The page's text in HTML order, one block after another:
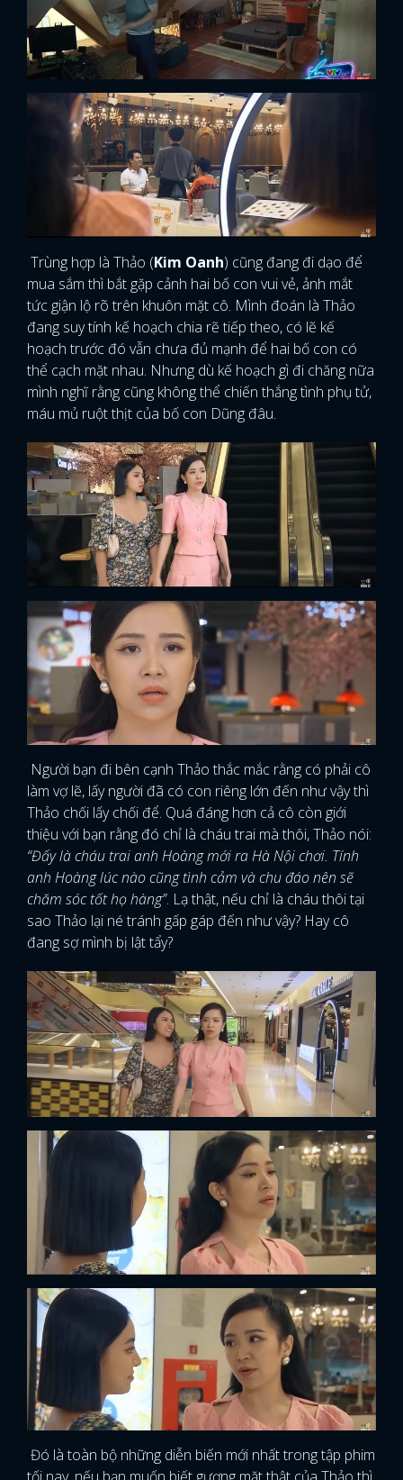
Trùng hợp là Thảo (Kim Oanh) cũng đang đi dạo để
mua sắm thì bắt gặp cảnh hai bố con vui vẻ, ảnh mắt
tức giận lộ rõ trên khuôn mặt cô. Mình đoán là Thảo
đang suy tính kế hoạch chia rẽ tiếp theo, có lẽ kế
hoạch trước đó vẫn chưa đủ mạnh để hai bố con có
thể cạch mặt nhau. Nhưng dù kế hoạch gì đi chăng nữa
mình nghĩ rằng cũng không thể chiến thắng tình phụ tử,
máu mủ ruột thịt của bố con Dũng đâu.
Người bạn đi bên cạnh Thảo thắc mắc rằng có phải cô
làm vợ lẽ, lấy người đã có con riêng lớn đến như vậy thì
Thảo chối lấy chối để. Quá đáng hơn cả cô còn giới
thiệu với bạn rằng đó chỉ là cháu trai mà thôi, Thảo nói:
“Đấy là cháu trai anh Hoàng mới ra Hà Nội chơi. Tính
anh Hoàng lúc nào cũng tình cảm và chu đáo nên sẽ
chăm sóc tốt họ hàng”. Lạ thật, nếu chỉ là cháu thôi tại
sao Thảo lại né tránh gấp gáp đến như vậy? Hay cô
đang sợ mình bị lật tẩy?
Đó là toàn bộ những diễn biến mới nhất trong tập phim